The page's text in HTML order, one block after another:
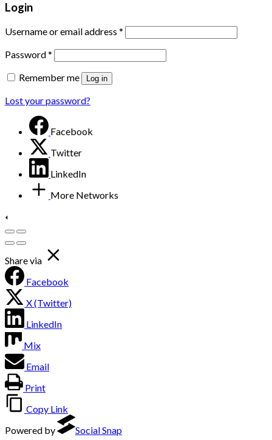
Login
Username or email address *
Password*
Remember me
Log in
Lost your password?
Facebook
Twitter
LinkedIn
More Networks
Share via
Facebook
X (Twitter)
LinkedIn
Mix
Email
Print
Copy Link
Powered by
Social Snap